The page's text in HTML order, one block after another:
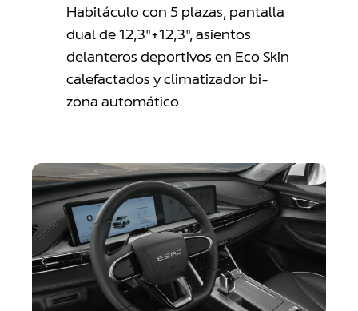
Habitáculo con 5 plazas, pantalla
dual de 12,3″+12,3″, asientos
delanteros deportivos en Eco Skin
calefactados y climatizador bi-
zona automático.